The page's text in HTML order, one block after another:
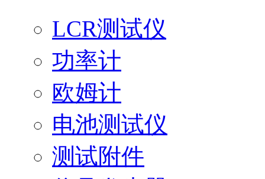
LCR测试仪
功率计
欧姆计
电池测试仪
测试附件